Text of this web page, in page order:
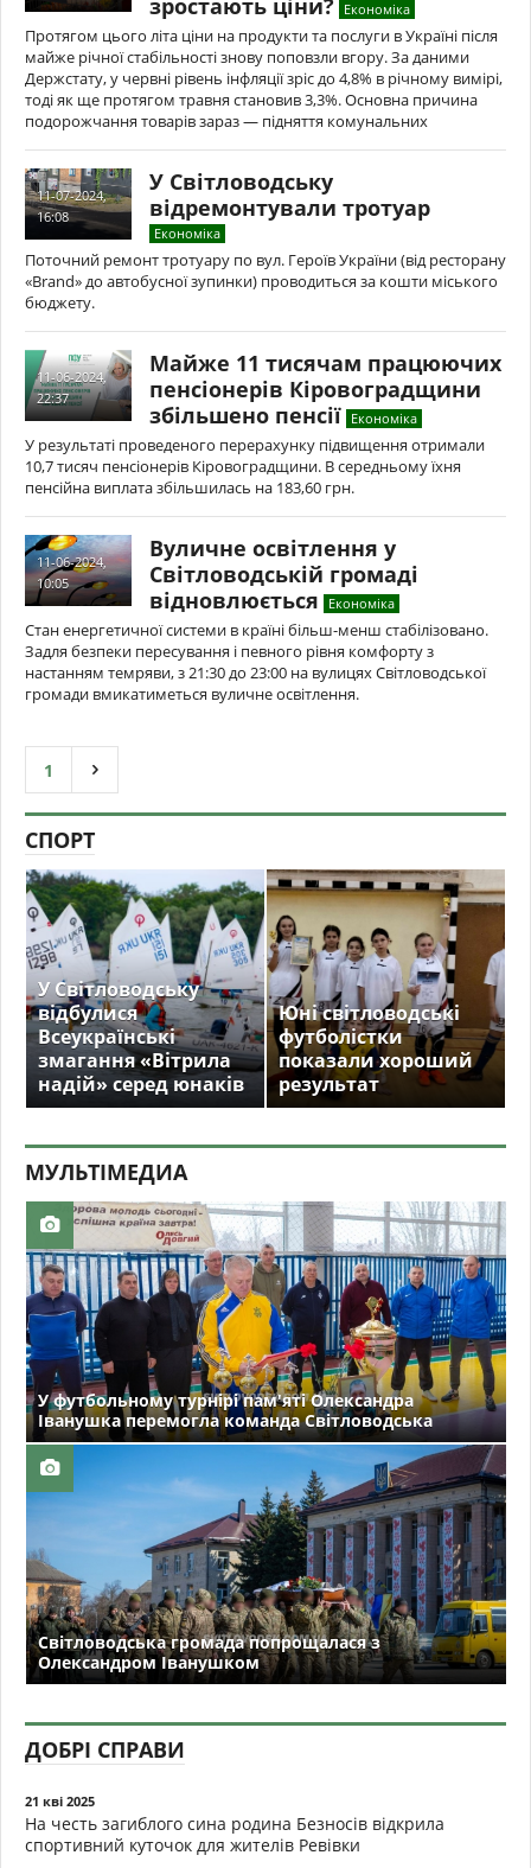
зростають ціни? Економіка
Протягом цього літа ціни на продукти та послуги в Україні після
майже річної стабільності знову поповзли вгору. За даними
Держстату, у червні рівень інфляції зріс до 4,8% в річному вимірі,
тоді як ще протягом травня становив 3,3%. Основна причина
подорожчання товарів зараз — підняття комунальних
11-07-2024,
16:08
У Світловодську
відремонтували тротуар
Економіка
Поточний ремонт тротуару по вул. Героїв України (від ресторану
«Brand» до автобусної зупинки) проводиться за кошти міського
бюджету.
11-06-2024,
22:37
Майже 11 тисячам працюючих
пенсіонерів Кіровоградщини
збільшено пенсії Економіка
У результаті проведеного перерахунку підвищення отримали
10,7 тисяч пенсіонерів Кіровоградщини. В середньому їхня
пенсійна виплата збільшилась на 183,60 грн.
11-06-2024,
10:05
Вуличне освітлення у
Світловодській громаді
відновлюється
Економіка
Стан енергетичної системи в країні більш-менш стабілізовано.
Задля безпеки пересування і певного рівня комфорту з
настанням темряви, з 21:30 до 23:00 на вулицях Світловодської
громади вмикатиметься вуличне освітлення.
1
СПОРТ
У Світловодську
відбулися
Всеукраїнські
змагання «Вітрила
надій» серед юнаків
Юні світловодські
футболістки
показали хороший
результат
МУЛЬТIМЕДИА
У футбольному турнірі пам'яті Олександра
Іванушка перемогла команда Світловодська
Світловодська громада попрощалася з
Олександром Іванушком
ДОБРІ СПРАВИ
21 кві 2025
На честь загиблого сина родина Безносів відкрила
спортивний куточок для жителів Ревівки